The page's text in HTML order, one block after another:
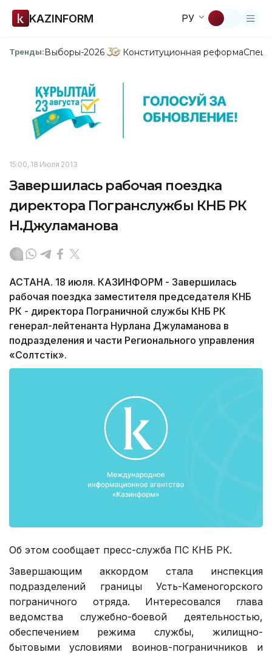
KAZINFORM РУ
Тренды:Выборы-2026 Конституционная реформа
15:00, 18 Июля 2013
Завершилась рабочая поездка
директора Погранслужбы КНБ РК
Н.Джуламанова
АСТАНА. 18 июля. КАЗИНФОРМ - Завершилась
рабочая поездка заместителя председателя КНБ
РК - директора Пограничной службы КНБ РК
генерал-лейтенанта Нурлана Джуламанова в
подразделения и части Регионального управления
«Солтүстік».
Об этом сообщает пресс-служба ПС КНБ РК.
Завершающим аккордом стала инспекция
подразделений границы Усть-Каменогорского
пограничного отряда. Интересовался глава
ведомства служебно-боевой деятельностью,
обеспечением режима службы, жилищно-
бытовыми условиями воинов-пограничников и